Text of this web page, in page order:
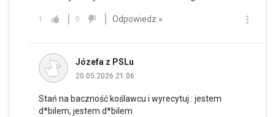
1 0 Odpowiedz »
Józefa z PSLu
20.05.2026 21:06
Stań na baczność koślawcu i wyrecytuj : jestem
d*bilem, jestem d*bilem